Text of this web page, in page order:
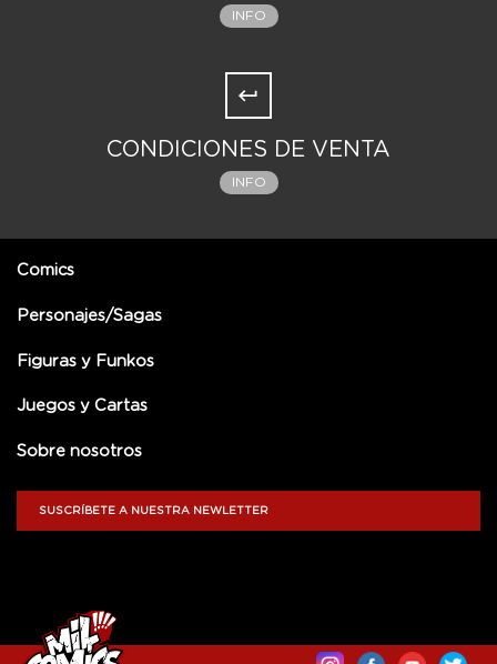
INFO
CONDICIONES DE VENTA
INFO
Comics
Personajes/Sagas
Figuras y Funkos
Juegos y Cartas
Sobre nosotros
SUSCRÍBETE A NUESTRA NEWLETTER